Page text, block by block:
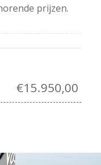
prijzen.
€15.950,00